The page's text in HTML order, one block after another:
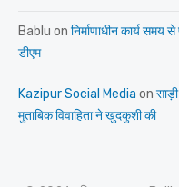
Bablu on निर्माणाधीन कार्य समय
डीएम
Kazipur Social Media on
मुताबिक विवाहिता ने खुदकुशी की